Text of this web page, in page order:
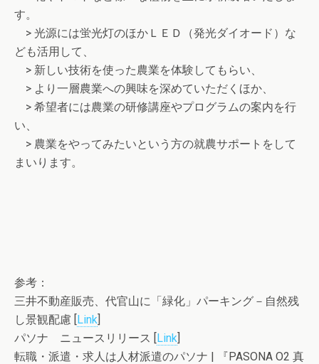
す。
> 光源には蛍光灯のほかＬＥＤ（発光ダイオード）な
ども活用して、
> 新しい技術を使った農業を体験してもらい、
> より一層農業への興味を深めていただくほか、
> 希望者には農業の研修講座やプログラムの案内を行
い、
> 農業をやってみたいという方の就農サポートをして
まいります。
参考：
三井不動産販売、代官山に「緑化」パーキング－自然残
し景観配慮 [Link]
パソナ ニュースリリース [Link]
転職・派遣・求人は人材派遣のパソナ | 『PASONA O2 真